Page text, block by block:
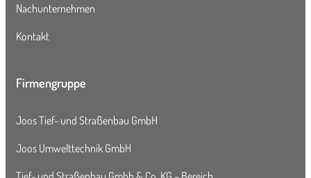
Nachunternehmen
Kontakt
Firmengruppe
Joos Tief- und Straßenbau GmbH
Joos Umwelttechnik GmbH